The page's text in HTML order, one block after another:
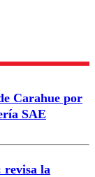
un
Carahue por
SAE
revisa la